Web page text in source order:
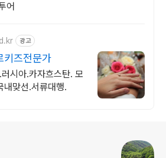
어
광고
키즈전문가
시아.카자흐스탄. 모
내맞선.서류대행.